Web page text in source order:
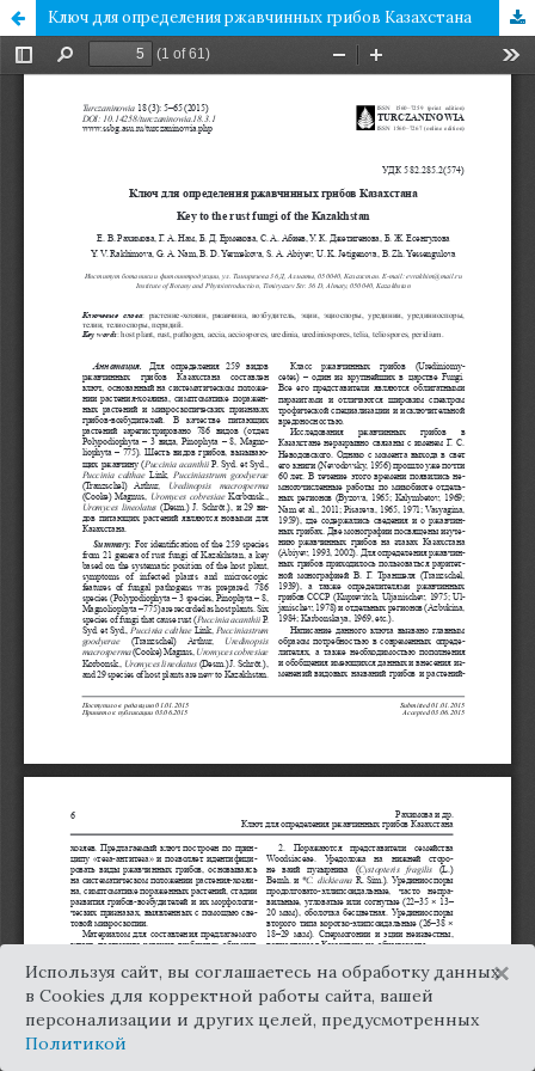
Ключ для определения ржавчинных грибов Казахстана
Используя сайт, вы соглашаетесь на обработку данных
в Cookies для корректной работы сайта, вашей
персонализации и других целей, предусмотренных
Политикой
×